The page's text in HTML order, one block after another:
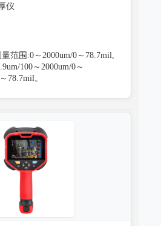
仪
范围:0～2000um/0～78.7mil,
100～2000um/0～
78.7mil。